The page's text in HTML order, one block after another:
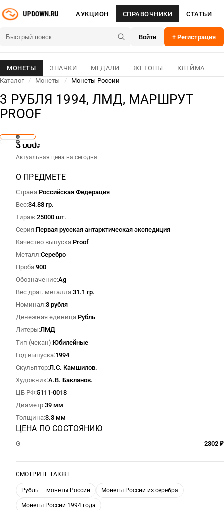
АУКЦИОН СПРАВОЧНИКИ СТАТЬИ
Войти + Регистрация
МОНЕТЫ ЗНАЧКИ МЕДАЛИ ЖЕТОНЫ
КЛЕЙМА
Каталог
/ Монеты / Монеты России
3 РУБЛЯ 1994, ЛМД, МАРШРУТ
PROOF
3 000₽
Актуальная цена на сегодня
О ПРЕДМЕТЕ
Страна Российская Федерация
Вес 34.88 гр.
Тираж 25000 шт.
Серия Первая русская антарктическая экспедиция
Качество выпуска Proof
Металл Серебро
Проба 900
Обозначение Ag
Вес драг. металла 31.1 гр.
Номинал 3 рубля
Денежная единица Рубль
Литеры ЛМД
Тип (чекан) Юбилейные
Год выпуска 1994
Скульптор Л.С. Камшилов.
Художник А.В. Бакланов.
ЦБ РФ 5111-0018
Диаметр 39 мм
Толщина 3.3 мм
ЦЕНА ПО СОСТОЯНИЮ
G 2302 ₽
СМОТРИТЕ ТАКЖЕ
Рубль — монеты России Монеты России из серебра
Монеты России 1994 года